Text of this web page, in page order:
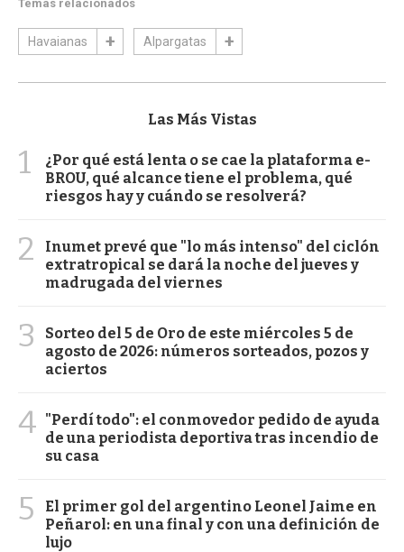
Temas relacionados
Havaianas Alpargatas
Las Más Vistas
1
¿Por qué está lenta o se cae la plataforma e-
BROU, qué alcance tiene el problema, qué
riesgos hay y cuándo se resolverá?
2
Inumet prevé que "lo más intenso" del ciclón
extratropical se dará la noche del jueves y
madrugada del viernes
3
Sorteo del 5 de Oro de este miércoles 5 de
agosto de 2026: números sorteados, pozos y
aciertos
4 "Perdí todo": el conmovedor pedido de ayuda
de una periodista deportiva tras incendio de
su casa
5
El primer gol del argentino Leonel Jaime en
Peñarol: en una final y con una definición de
lujo